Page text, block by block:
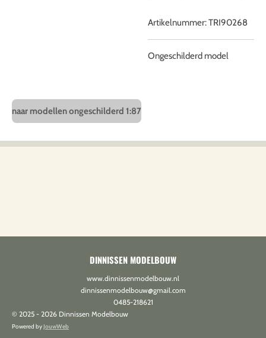
Artikelnummer:TRI90268
Ongeschilderd model
naar modellen ongeschilderd 1:87
DINNISSEN MODELBOUW
www.dinnissenmodelbouw.nl
dinnissenmodelbouw@gmail.com
0485-218621
© 2025 - 2026 Dinnissen Modelbouw
Powered by JouwWeb